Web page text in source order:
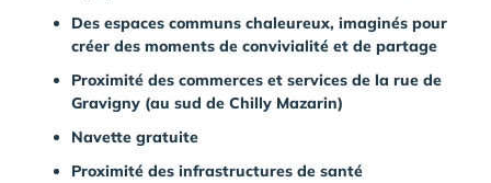
Des espaces communs chaleureux, imaginés pour
créer des moments de convivialité et de partage
Proximité des commerces et services de la rue de
Gravigny (au sud de Chilly Mazarin)
Navette gratuite
Proximité des infrastructures de santé